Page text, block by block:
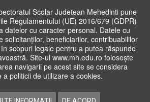
Scolar Judetean Mehedinti pune
Regulamentului (UE) 2016/679 (GDPR)
datelor cu caracter personal. Datele cu
solicitanților, beneficiarilor, contribuabililor
scopuri legale pentru a putea răspunde
Site-ul www.mh.edu.ro folosește
navigarii pe acest site se considera
a politicii de utilizare a cookies.
Cadre Didactice